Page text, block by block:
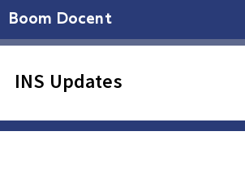
Boom Docent
INS Updates